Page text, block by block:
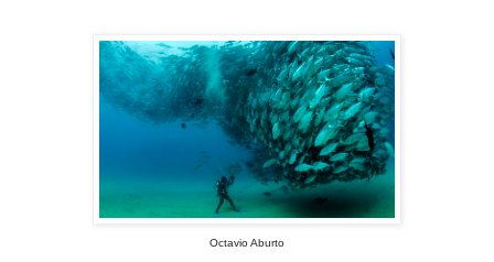
Octavio Aburto